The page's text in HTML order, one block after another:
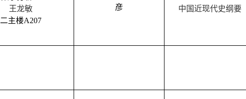
王龙敏
二主楼A207
彦
中国近现代史纲要